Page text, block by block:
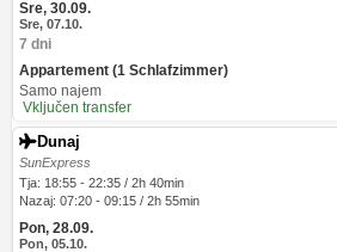
Sre, 30.09.
Sre, 07.10.
7 dni
Appartement (1 Schlafzimmer)
Samo najem
Vključen transfer
Dunaj
SunExpress
Tja: 18:55 - 22:35 / 2h 40min
Nazaj: 07:20 - 09:15 / 2h 55min
Pon, 28.09.
Pon, 05.10.